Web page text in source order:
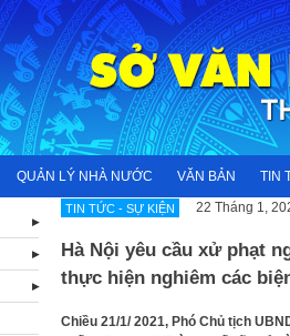
QUẢN LÝ NHÀ NƯỚC VĂN BẢN TIN
TIN TỨC - SỰ KIỆN 22 Tháng 1,
Hà Nội yêu cầu xử phạt
thực hiện nghiêm các
Chiều 21/1/ 2021, Phó Chủ tịch